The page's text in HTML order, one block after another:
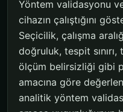
Yöntem validasyonu
cihazın çalıştığını
Seçicilik, çalışma
doğruluk, tespit sınırı,
ölçüm belirsizliği gibi
amacına göre
analitik yöntem